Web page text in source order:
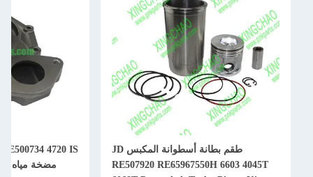
طقم بطانة أسطوانة المكبس JD
RE507920 RE65967550H 6603 4045T
4720 IS